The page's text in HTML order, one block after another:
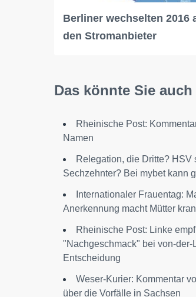
Berliner wechselten 2016
den Stromanbieter
Das könnte Sie
Rheinische Post:
Namen
Relegation, die Dritte? HSV
Sechzehnter? Bei mybet kann
Internationaler Frauentag:
Anerkennung macht Mütter
Rheinische Post: Linke
"Nachgeschmack" bei von-der-
Entscheidung
Weser-Kurier: Kommentar
über die Vorfälle in Sachsen